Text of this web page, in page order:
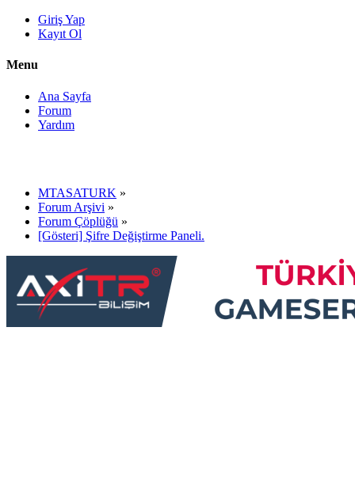
Giriş Yap
Kayıt Ol
Menu
Ana Sayfa
Forum
Yardım
MTASATURK »
Forum Arşivi »
Forum Çöplüğü »
[Gösteri] Şifre Değiştirme Paneli.